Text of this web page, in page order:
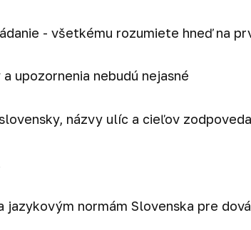
- všetkému rozumiete hneď na
upozornenia nebudú nejasné
názvy ulíc a cieľov
jazykovým normám Slovenska pre